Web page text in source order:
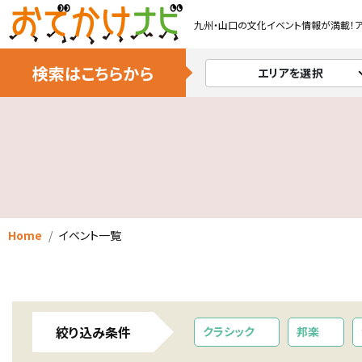
九州・山口の文化イベント情報が満載！
検索はこちらから エリアを選択
Home イベント一覧
絞り込み条件 クラシック 邦楽